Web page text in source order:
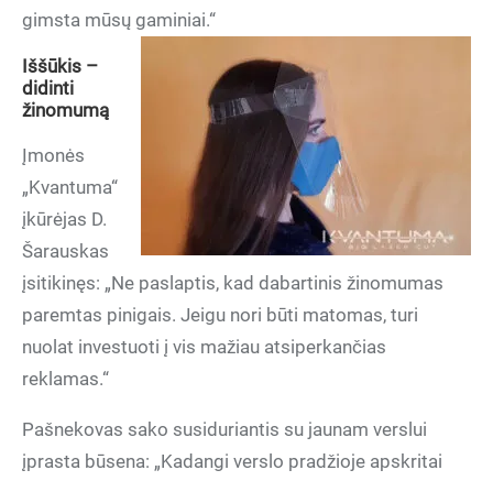
gimsta mūsų gaminiai.“
Iššūkis –
didinti
žinomumą
Įmonės
„Kvantuma“
įkūrėjas D.
Šarauskas
įsitikinęs: „Ne paslaptis, kad dabartinis žinomumas
paremtas pinigais. Jeigu nori būti matomas, turi
nuolat investuoti į vis mažiau atsiperkančias
reklamas.“
Pašnekovas sako susiduriantis su jaunam verslui
įprasta būsena: „Kadangi verslo pradžioje apskritai